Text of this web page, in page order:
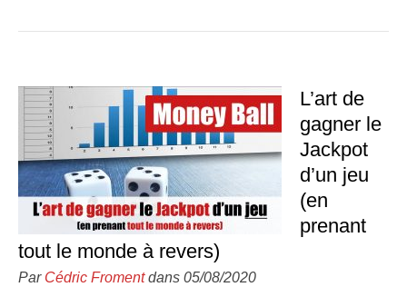
L’art de
gagner le
Jackpot
d’un jeu
(en
prenant
tout le monde à revers)
Par Cédric Fromentdans 05/08/2020